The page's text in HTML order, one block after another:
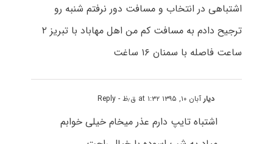
اشتباهی در انتخاب و مسافت دور نرفتم شنبه رو
ترجیح دادم به مسافت کم من اهل مهاباد با تبریز ۲
ساعت فاصله با سمنان ۱۶ ساغت
دیار آبان ۱۰, ۱۳۹۵ at ۱:۳۲ ق٫ظ - Reply
اشتباه تایپ دارم عذر میخام خیلی خوابم